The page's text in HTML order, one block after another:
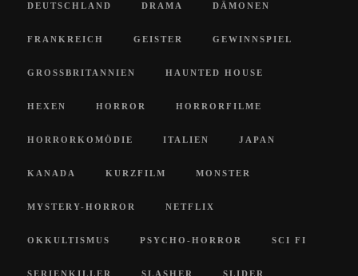
DEUTSCHLAND DRAMA DÄMONEN
FRANKREICH GEISTER GEWINNSPIEL
GROSSBRITANNIEN HAUNTED HOUSE
HEXEN HORROR HORRORFILME
HORRORKOMÖDIE ITALIEN JAPAN
KANADA KURZFILM MONSTER
MYSTERY-HORROR NETFLIX
OKKULTISMUS PSYCHO-HORROR SCI FI
SERIENKILLER SLASHER SLIDER